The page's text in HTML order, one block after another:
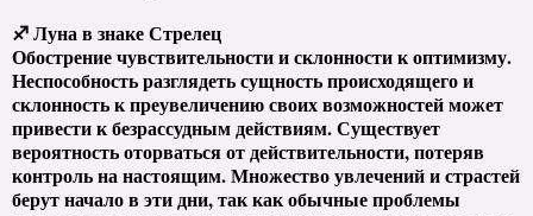
♐ Луна в знаке Стрелец
Обострение чувствительности и склонности к оптимизму.
Неспособность разглядеть сущность происходящего и
склонность к преувеличению своих возможностей может
привести к безрассудным действиям. Существует
вероятность оторваться от действительности, потеряв
контроль на настоящим. Множество увлечений и страстей
берут начало в эти дни, так как обычные проблемы